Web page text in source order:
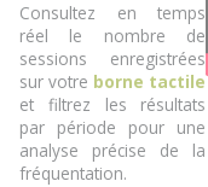
Consultez en temps
réel le nombre de
sessions enregistrées
sur votre borne tactile
et filtrez les résultats
par période pour une
analyse précise de la
fréquentation.